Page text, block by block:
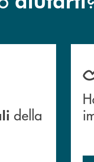
filiali della Cassa
della